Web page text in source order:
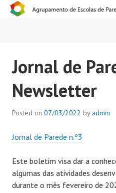
ESCOLAS
Jornal de
Newsletter
Posted on 07/03/2022 by admin
Jornal de Parede n.º3
Este boletim visa dar a
algumas das atividades
durante o mês fevereiro de